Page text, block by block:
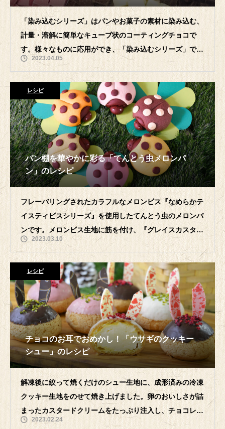
「染み込むシリーズ」はパンやお菓子の素材に染み込む、
計量・溶解に簡単なキューブ状のコーティングチョコで
す。様々なものに応用ができ、「染み込むシリーズ」で高
付加価値商品に生まれ変わらせることが可
2023.04.05
レシピ
パン棚を華やかに彩る「てんとう虫メロンパ
ン」のレシピ
フレーバリングされたカラフルなメロンビス『なめらかテ
イスティビスシリーズ』を使用したてんとう虫のメロンパ
ンです。メロンビス生地に筋を付け、『グレイスカスタ
ー』を包んだパン生地にのせ、焼成後にペ
2023.03.10
レシピ
チョコのお耳でおめかし！「ウサギのクッキー
シュー」のレシピ
解凍後に絞って焼くだけのシュー生地に、成形済みの冷凍
クッキー生地をのせて焼き上げました。卵のおいしさが詰
まったカスタードクリームをたっぷり注入し、チョコレー
トと耳でおめかしをしたかわいらしいウ
2023.02.24